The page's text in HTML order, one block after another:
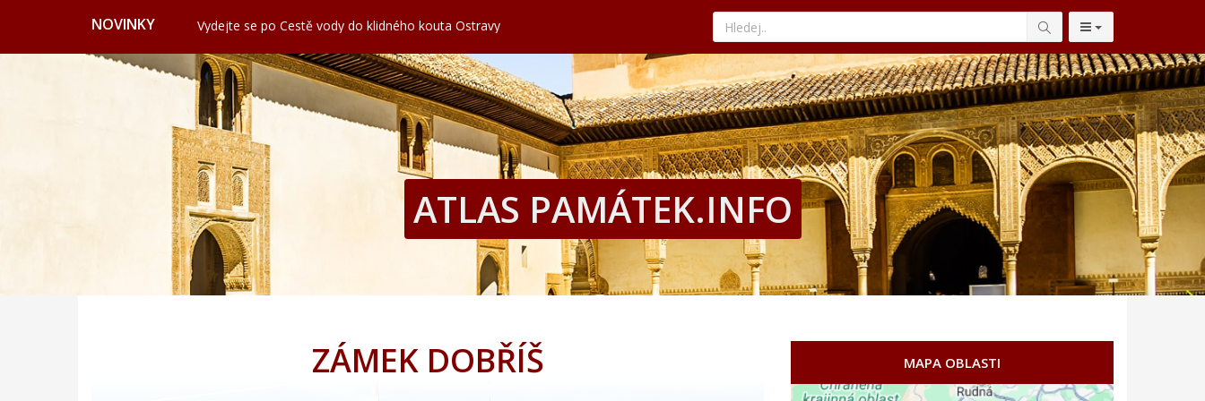
NOVINKY
Vydejte se po Cestě vody do klidného kouta Ostravy
Cervione: Skrytý balkon Korsiky nad tyrkysovým mořem
Ekonomické cestování: Kdy a kde hledat ty nejvýhodnější nabídky
Svatojánská věž ve Frýdku nabízí výhled, historii i současné umění
Nashville: Hudební srdce Ameriky
Vydejte se po Cestě vody do klidného kouta Ostravy
Valencie: Město, kde futurismus potkává tradici a nejlepší paellu
Cervione: Skrytý balkon Korsiky nad tyrkysovým mořem
Ekonomické cestování: Kdy a kde hledat ty nejvýhodnější nabídkyATLAS PAMÁTEK.INFO
ZÁMEK DOBŘÍŠ MAPA OBLASTI